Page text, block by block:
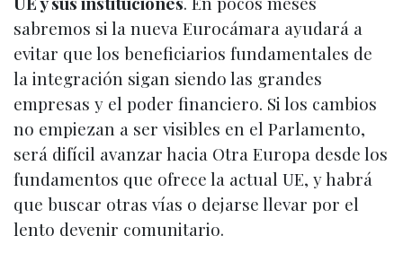
sabremos si la nueva Eurocámara ayudará a
evitar que los beneficiarios fundamentales de
la integración sigan siendo las grandes
empresas y el poder financiero. Si los cambios
no empiezan a ser visibles en el Parlamento,
será difícil avanzar hacia Otra Europa desde los
fundamentos que ofrece la actual UE, y habrá
que buscar otras vías o dejarse llevar por el
lento devenir comunitario.